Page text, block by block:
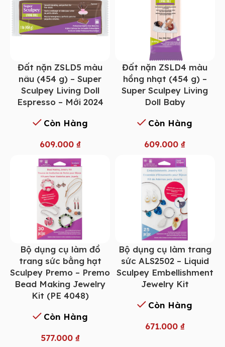
Đất nặn ZSLD5 màu
nâu (454 g) – Super
Sculpey Living Doll
Espresso – Mới 2024
Còn Hàng
609.000 ₫
Đất nặn ZSLD4 màu
hồng nhạt (454 g) –
Super Sculpey Living
Doll Baby
Còn Hàng
609.000₫
Bộ dụng cụ làm đồ
trang sức bằng hạt
Sculpey Premo – Premo
Bead Making Jewelry
Kit (PE 4048)
Còn Hàng
577.000 ₫
Bộ dụng cụ làm trang
sức ALS2502 – Liquid
Sculpey Embellishment
Jewelry Kit
Còn Hàng
671.000 ₫